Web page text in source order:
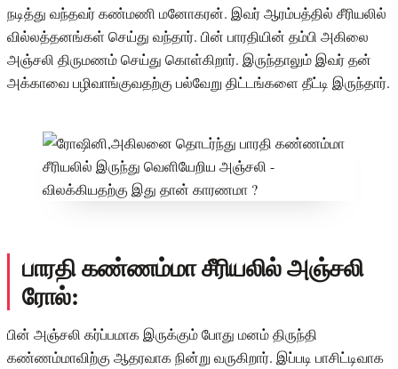
நடித்து வந்தவர் கண்மணி மனோகரன். இவர் ஆரம்பத்தில் சீரியலில்
வில்லத்தனங்கள் செய்து வந்தார். பின் பாரதியின் தம்பி அகிலை
அஞ்சலி திருமணம் செய்து கொள்கிறார். இருந்தாலும் இவர் தன்
அக்காவை பழிவாங்குவதற்கு பல்வேறு திட்டங்களை தீட்டி இருந்தார்.
பாரதி கண்ணம்மா சீரியலில் அஞ்சலி
ரோல்:
பின் அஞ்சலி கர்ப்பமாக இருக்கும் போது மனம் திருந்தி
கண்ணம்மாவிற்கு ஆதரவாக நின்று வருகிறார். இப்படி பாசிட்டிவாக